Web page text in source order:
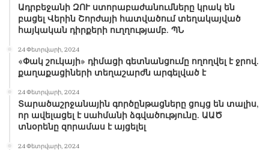
Ադրբեջանի ԶՈՒ ստորաբաժանումները կրակ են
բացել Վերին Շորժայի հատվածում տեղակայված
հայկական դիրքերի ուղղությամբ. ՊՆ
24 Փետրվարի, 2024
«Փակ շուկայի» դիմացի գետնանցումը ողողվել է ջրով.
քաղաքացիների տեղաշարժն արգելված է
24 Փետրվարի, 2024
Տարածաշրջանային գործընթացները ցույց են տալիս,
որ ավելացել է սահմանի ձգվածությունը. ԱԱԾ
տնօրենը զորամաս է այցելել
24 Փետրվարի, 2024